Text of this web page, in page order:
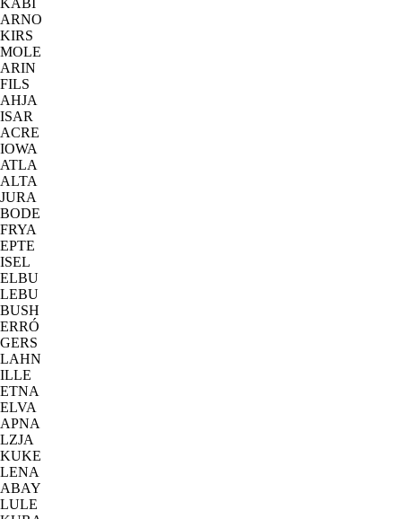
ARNO
KIRS
MOLE
ARIN
FILS
AHJA
ISAR
ACRE
IOWA
ATLA
ALTA
JURA
BODE
FRYA
EPTE
ISEL
ELBU
LEBU
BUSH
ERRÓ
GERS
LAHN
ILLE
ETNA
ELVA
APNA
LZJA
KUKE
LENA
ABAY
LULE